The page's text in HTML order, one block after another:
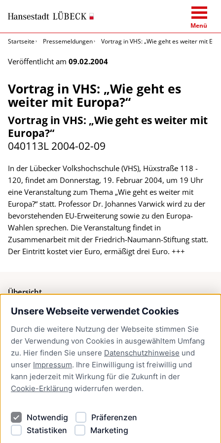
Unsere Webseite verwendet Cookies
Durch die weitere Nutzung der Webseite stimmen Sie
der Verwendung von Cookies in ausgewähltem Umfang
zu. Hier finden Sie unsere Datenschutzhinweise und
unser Impressum. Ihre Einwilligung ist freiwillig und
kann jederzeit mit Wirkung für die Zukunft in der
Cookie-Erklärung widerrufen werden.
Notwendig
Präferenzen
Statistiken
Marketing
Menü
Startseite
Pressemeldungen Vortrag in VHS: „Wie geht es weiter mit
Veröffentlicht am 09.02.2004
Vortrag in VHS: „Wie geht es
weiter mit Europa?“
Vortrag in VHS: „Wie geht es weiter mit
Europa?“
040113L 2004-02-09
In der Lübecker Volkshochschule (VHS), Hüxstraße 118 -
120, findet am Donnerstag, 19. Februar 2004, um 19 Uhr
eine Veranstaltung zum Thema „Wie geht es weiter mit
Europa?“ statt. Professor Dr. Johannes Varwick wird zu der
bevorstehenden EU-Erweiterung sowie zu den Europa-
Wahlen sprechen. Die Veranstaltung findet in
Zusammenarbeit mit der Friedrich-Naumann-Stiftung statt.
Der Eintritt kostet vier Euro, ermäßigt drei Euro. +++
Übersicht
Bürgerservice
Presse
Newsletter Lübeck:kompakt
Kontakt
Kontakt
Datenschutzhinweise
Barrierefreiheit